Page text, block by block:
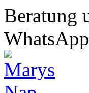
Beratung
WhatsApp